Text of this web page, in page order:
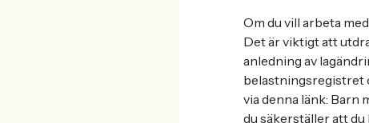
Om du vill arbeta
Det är viktigt att
anledning av
belastningsregistret
via denna länk:
du säkerställer att du